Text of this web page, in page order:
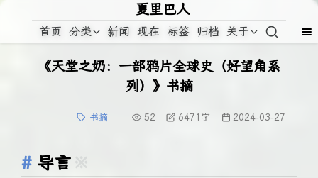
夏里巴人
首页 分类 新闻 现在 标签 归档 关于
《天堂之奶：一部鸦片全球史（好望角系
列）》书摘
书摘 52 6471 字 2024-03-27
导言